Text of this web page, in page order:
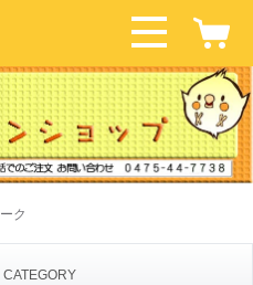
ク
CATEGORY